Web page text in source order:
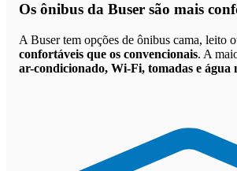
Os ônibus da Buser são mais
A Buser tem opções de ônibus cama, leito
confortáveis que os convencionais. A
ar-condicionado, Wi-Fi, tomadas e água